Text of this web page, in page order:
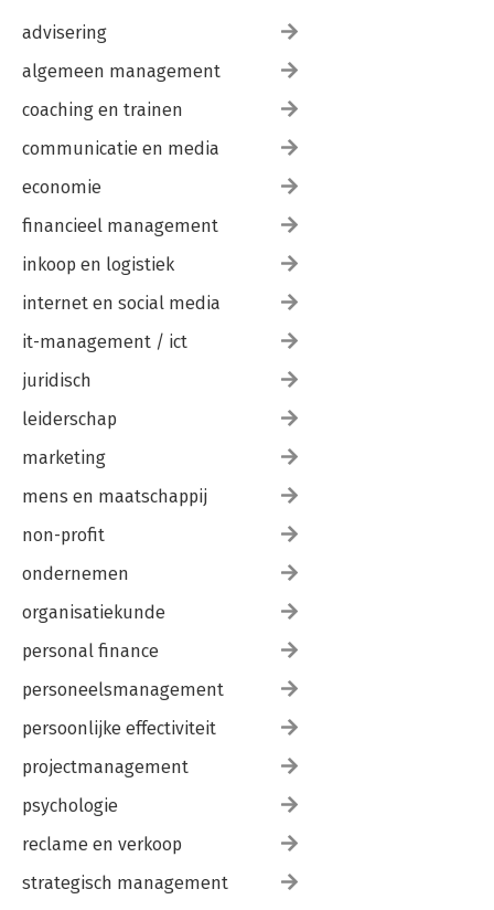
advisering
algemeen management
coaching en trainen
communicatie en media
economie
financieel management
inkoop en logistiek
internet en social media
it-management / ict
juridisch
leiderschap
marketing
mens en maatschappij
non-profit
ondernemen
organisatiekunde
personal finance
personeelsmanagement
persoonlijke effectiviteit
projectmanagement
psychologie
reclame en verkoop
strategisch management